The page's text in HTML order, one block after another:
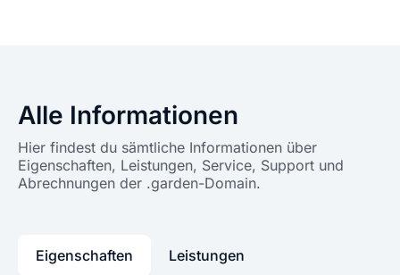
Alle Informationen
Hier findest du sämtliche Informationen über
Eigenschaften, Leistungen, Service, Support und
Abrechnungen der .garden-Domain.
Eigenschaften Leistungen